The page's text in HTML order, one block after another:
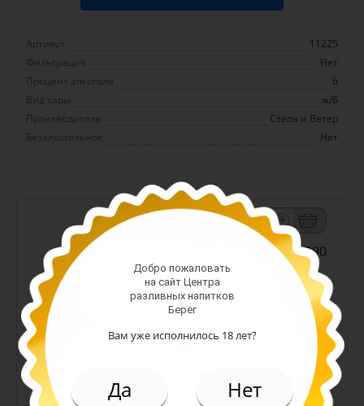
Артикул
11225
Фильтрация
Нет
Процент алкоголя
6
Вид тары
ж/б
Производитель
Степь и Ветер
Безалкогольное
Нет
-
+
Арт. 10990
темное
Алк: 5%
Плотность: 11.6%
186.00 руб.
(шт)
Добро пожаловать
на сайт Центра
разливных напитков
Берег
Вам уже исполнилось 18 лет?
Да Нет